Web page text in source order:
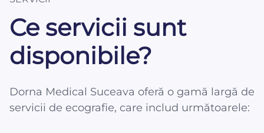
Ce servicii sunt
disponibile?
Dorna Medical Suceava oferă o gamă largă de
servicii de ecografie, care includ următoarele: